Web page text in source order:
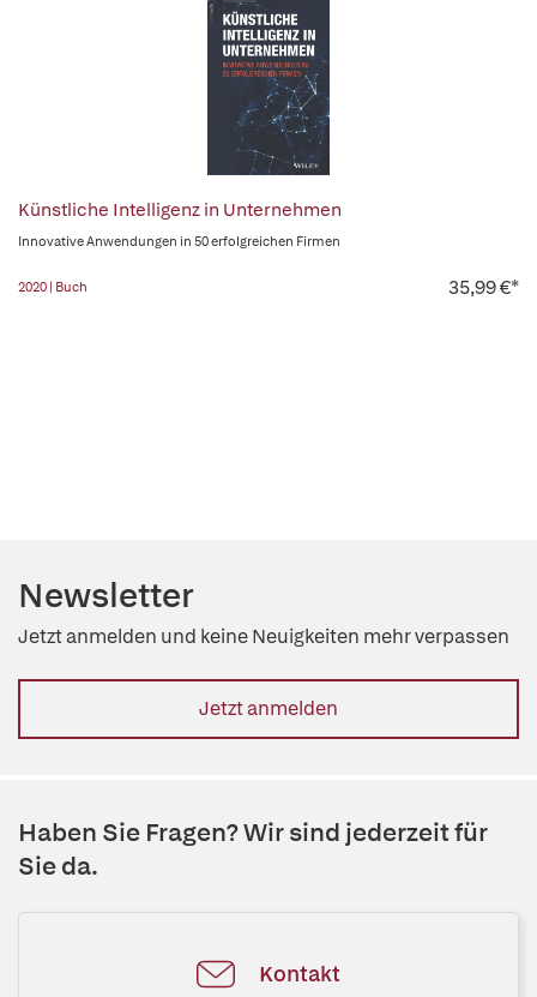
Künstliche Intelligenz in Unternehmen
Innovative Anwendungen in 50 erfolgreichen Firmen
2020 | Buch 35,99 €*
Newsletter
Jetzt anmelden und keine Neuigkeiten mehr verpassen
Jetzt anmelden
Haben Sie Fragen? Wir sind jederzeit für
Sie da.
Kontakt